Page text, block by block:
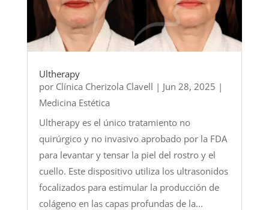
Ultherapy
por Clínica Cherizola Clavell | Jun 28, 2025 |
Medicina Estética
Ultherapy es el único tratamiento no
quirúrgico y no invasivo aprobado por la FDA
para levantar y tensar la piel del rostro y el
cuello. Este dispositivo utiliza los ultrasonidos
focalizados para estimular la producción de
colágeno en las capas profundas de la...